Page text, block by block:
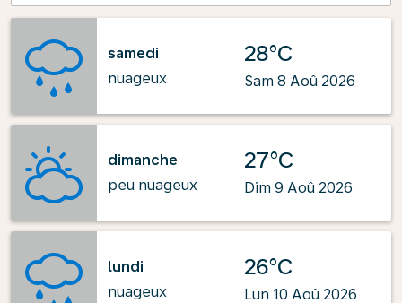
samedi
nuageux
28°C
Sam 8 Aoû 2026
dimanche
peu nuageux
27°C
Dim 9 Aoû 2026
lundi
nuageux
26°C
Lun 10 Aoû 2026